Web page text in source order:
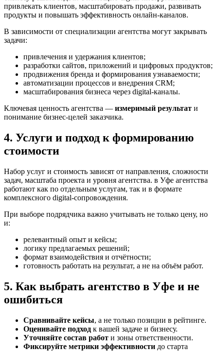
привлекать клиентов, масштабировать продажи, развивать
продукты и повышать эффективность онлайн-каналов.
В зависимости от специализации агентства могут закрывать
задачи:
привлечения и удержания клиентов;
разработки сайтов, приложений и цифровых продуктов;
продвижения бренда и формирования узнаваемости;
автоматизации процессов и внедрения CRM;
масштабирования бизнеса через digital-каналы.
Ключевая ценность агентства — измеримый результат и
понимание бизнес-целей заказчика.
4. Услуги и подход к формированию
стоимости
Набор услуг и стоимость зависят от направления, сложности
задач, масштаба проекта и уровня агентства. в Уфе агентства
работают как по отдельным услугам, так и в формате
комплексного digital-сопровождения.
При выборе подрядчика важно учитывать не только цену, но
и:
релевантный опыт и кейсы;
логику предлагаемых решений;
формат взаимодействия и отчётности;
готовность работать на результат, а не на объём работ.
5. Как выбрать агентство в Уфе и не
ошибиться
Сравнивайте кейсы, а не только позиции в рейтинге.
Оценивайте подход к вашей задаче и бизнесу.
Уточняйте состав работ и зоны ответственности.
Фиксируйте метрики эффективности до старта